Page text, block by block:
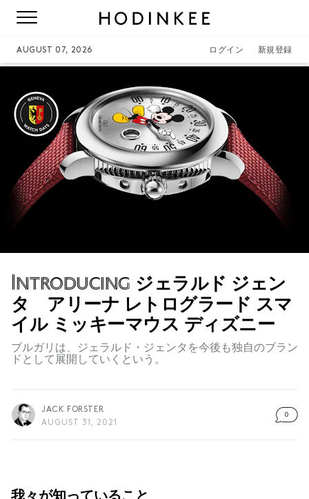
AUGUST 07, 2026 ログイン 新規登録
Introducing ジェラルド ジェン
タ アリーナ レトログラード スマ
イル ミッキーマウス ディズニー
ブルガリは、ジェラルド・ジェンタを今後も独自のブラン
ドとして展開していくという。
JACK FORSTER
AUGUST 31, 2021
0
我々が知っていること